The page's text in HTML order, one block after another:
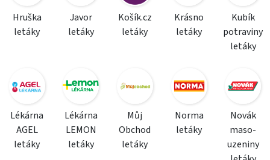
Hruška
letáky
Javor
letáky
Košík.cz
letáky
Krásno
letáky
Kubík
potraviny
letáky
Lékárna
AGEL
letáky
Lékárna
LEMON
letáky
Můj
Obchod
letáky
Norma
letáky
Novák
maso-
uzeniny